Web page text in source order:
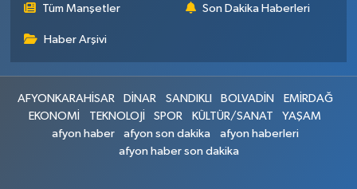
Tüm Manşetler Son Dakika Haberleri
Haber Arşivi
AFYONKARAHİSAR DİNAR SANDIKLI BOLVADİN
EMİRDAĞ
EKONOMİ
TEKNOLOJİ SPOR KÜLTÜR/SANAT
YAŞAM
afyon haber
afyon son dakika
afyon haberleri
afyon haber son dakika